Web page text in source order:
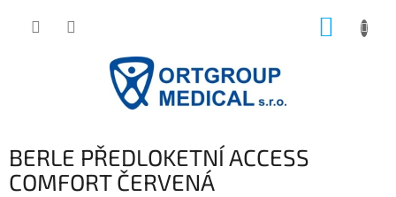
BERLE PŘEDLOKETNÍ ACCESS
COMFORT ČERVENÁ